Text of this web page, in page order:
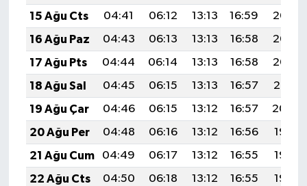
15 Ağu Cts
04:41 06:12 13:13 16:59
20:05
16 Ağu Paz
04:43 06:13 13:13 16:58
20:03
17 Ağu Pts
04:44 06:14 13:13 16:58
20:02
18 Ağu Sal
04:45 06:15 13:13 16:57
20:01
19 Ağu Çar
04:46 06:15 13:12 16:57
20:00
20 Ağu Per
04:48 06:16 13:12 16:56
19:58
21 Ağu Cum
04:49 06:17 13:12 16:55
19:57
22 Ağu Cts
04:50 06:18 13:12 16:55
19:56